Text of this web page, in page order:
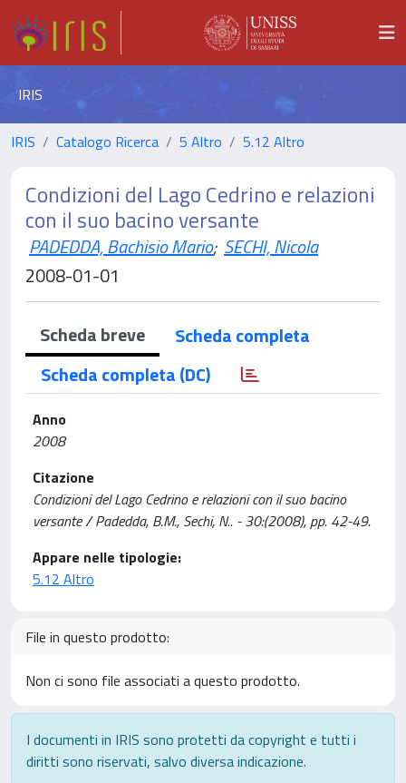
IRIS
IRIS Catalogo Ricerca 5 Altro 5.12 Altro
Condizioni del Lago Cedrino e relazioni
con il suo bacino versante
PADEDDA, Bachisio Mario; SECHI, Nicola
2008-01-01
Scheda breve
Scheda completa
Scheda completa (DC)
Anno
2008
Citazione
Condizioni del Lago Cedrino e relazioni con il suo bacino
versante / Padedda, B.M., Sechi, N.. - 30:(2008), pp. 42-49.
Appare nelle tipologie:
5.12 Altro
File in questo prodotto:
Non ci sono file associati a questo prodotto.
I documenti in IRIS sono protetti da copyright e tutti i
diritti sono riservati, salvo diversa indicazione.